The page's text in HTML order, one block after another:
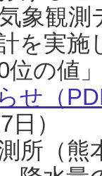
気象観
を実
位の値
せ（
）
所（熊